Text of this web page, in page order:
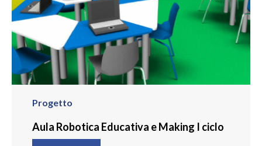
Progetto
Aula Robotica Educativa e Making I ciclo